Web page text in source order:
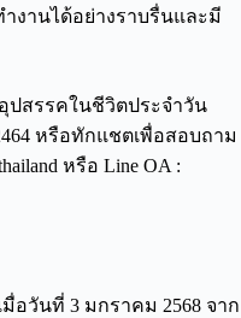
งานได้อย่างราบรื่นและมี
สรรคในชีวิตประจำวัน
หรือทักแชตเพื่อสอบถาม
หรือ Line OA :
อวันที่ 3 มกราคม 2568 จาก